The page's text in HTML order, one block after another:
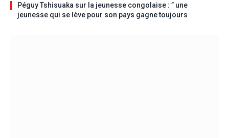
Péguy Tshisuaka sur la jeunesse congolaise : ” une
jeunesse qui se lève pour son pays gagne toujours